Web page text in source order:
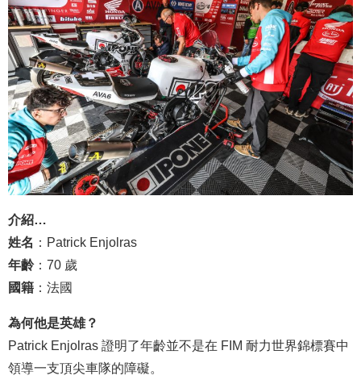
介紹…
姓名 ：Patrick Enjolras
年齡：70 歲
國籍 ：法國
為何他是英雄？
Patrick Enjolras 證明了年齡並不是在 FIM 耐力世界錦標賽中
領導一支頂尖車隊的障礙。